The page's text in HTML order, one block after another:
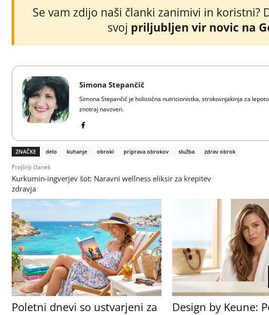
Se vam zdijo naši članki zanimivi in koristni?
svoj priljubljen vir novic na
Simona Stepančič
Simona Stepančič je holistična nutricionistka, strokovnjakinja za
znotraj navzven.
ZNAČKE delo kuhanje obroki priprava obrokov služba zdrav obrok
Prejšnji članek
Kurkumin-ingverjev šot: Naravni wellness eliksir za krepitev
zdravja
Poletni dnevi so ustvarjeni za
Design by Keune: